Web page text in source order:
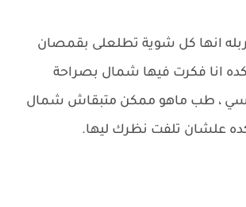
انها كل شوية تطلعلى بقمصان
كده انا فكرت فيها شمال بصراحة
، طب ماهو ممكن متبقاش شمال
علشان تلفت نظرك ليها.